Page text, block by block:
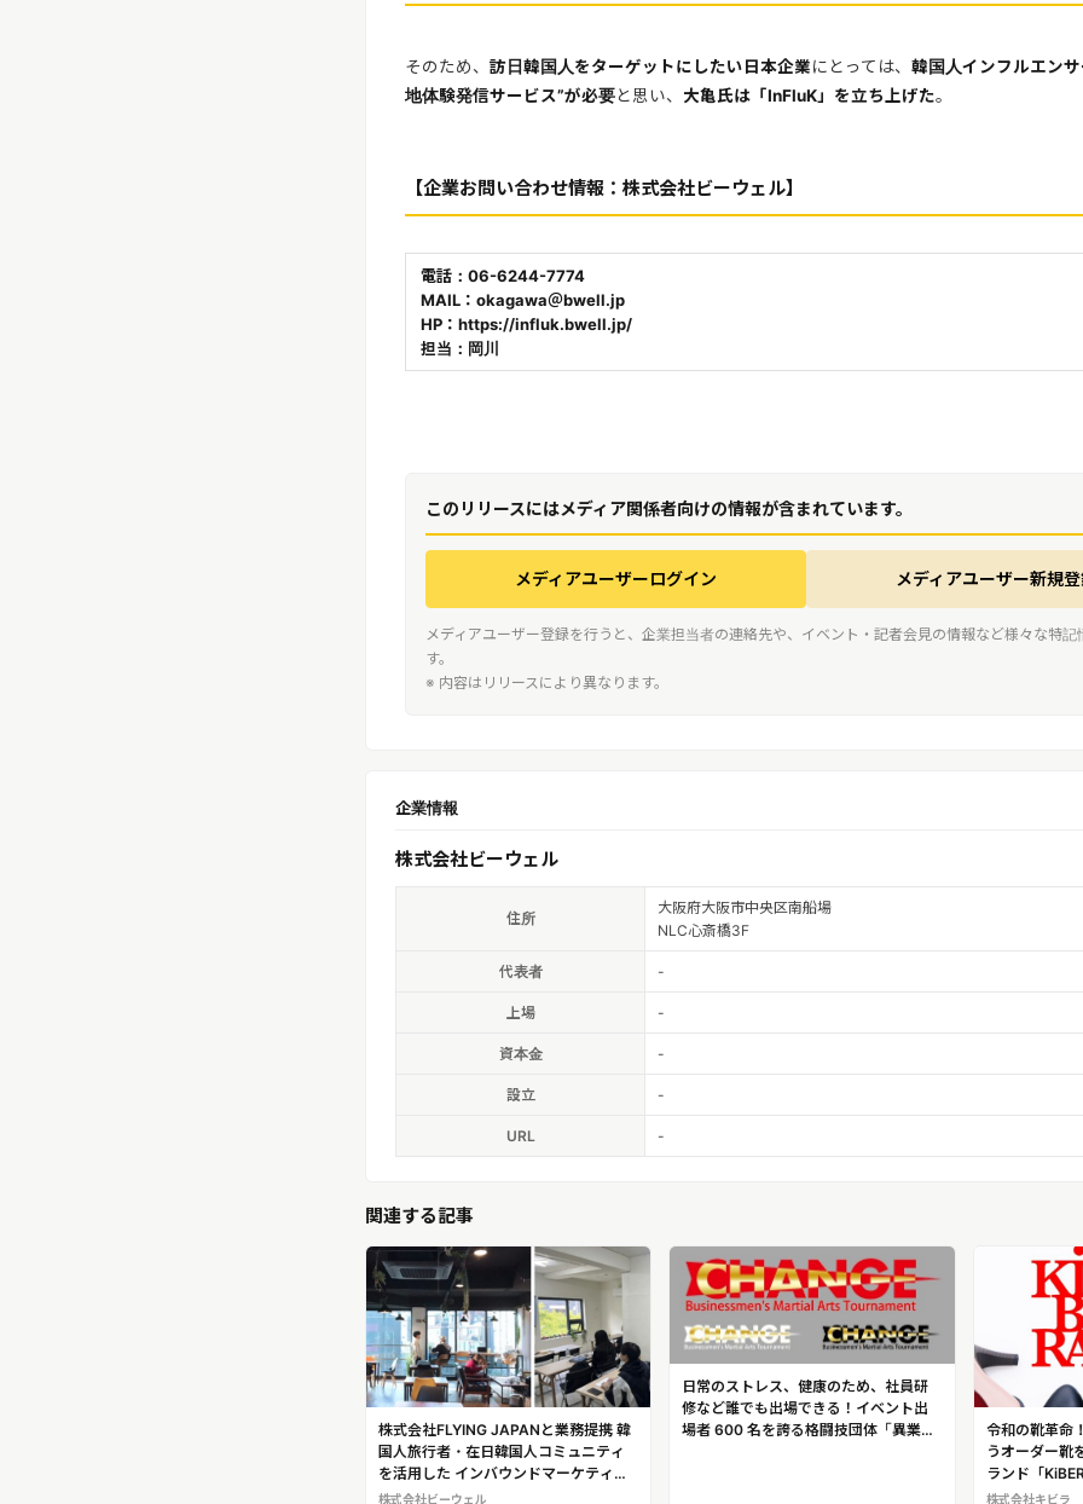
そのため、 訪日韓国人をターゲットにしたい日本企業にとっては、 韓国人インフルエンサ
地体験発信サービス”が必要と思い、 大亀氏は「InFluK」を立ち上げた。
【企業お問い合わせ情報：株式会社ビーウェル】
電話：06-6244-7774
MAIL：okagawa＠bwell.jp
HP：https://influk.bwell.jp/
担当：岡川
このリリースにはメディア関係者向けの情報が含まれています。
メディアユーザーログイン メディアユーザー新規
メディアユーザー登録を行うと、企業担当者の連絡先や、イベント・記者会見の情報など様々な特記
す。
※ 内容はリリースにより異なります。
企業情報
株式会社ビーウェル
住所
大阪府大阪市中央区南船場
NLC心斎橋3F
代表者 -
上場 -
資本金 -
設立 -
URL -
関連する記事
株式会社FLYING JAPANと業務提携 韓
国人旅行者・在日韓国人コミュニティ
を活用した インバウンドマーケティン
グ支援を強化
株式会社ビーウェル
日常のストレス、健康のため、社員研
修など誰でも出場できる！イベント出
場者 600 名を誇る格闘技団体「異業種
令和の靴革命
うオーダー靴
ランド「
株式会社キビラ